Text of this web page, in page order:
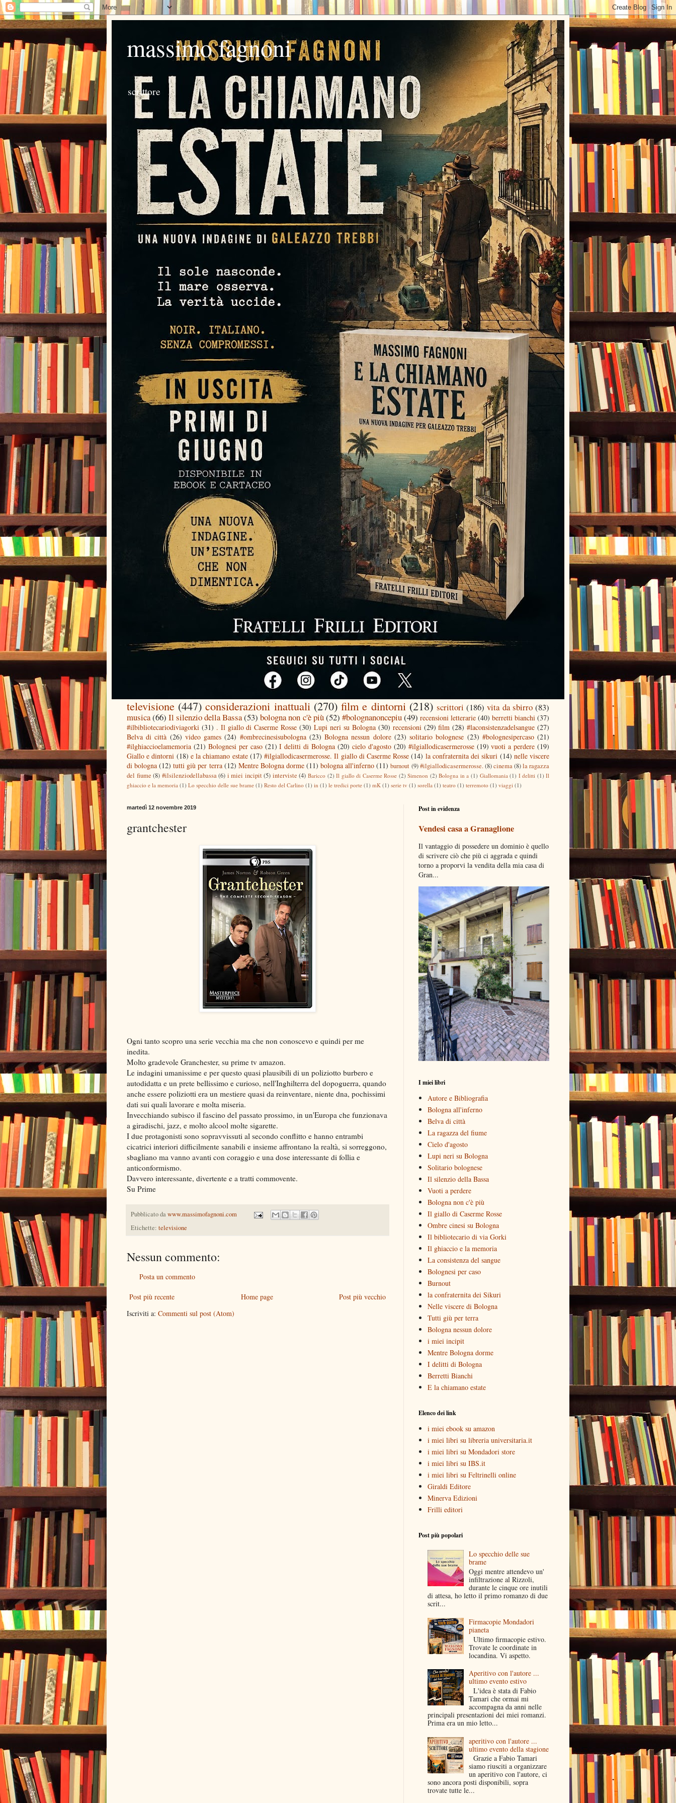
massimo fagnoni
scrittore
televisione (447) considerazioni inattuali (270) film e dintorni (218) scrittori (186) vita da sbirro (83)
musica(66) Il silenzio della Bassa(53) bologna non c'è più(52) #bolognanoncepiu(49) recensioni letterarie (40) berretti bianchi (37)
#ilbibliotecariodiviagorki (31) . Il giallo di Caserme Rosse (30) Lupi neri su Bologna (30) recensioni (29) film (28) #laconsistenzadelsangue (27)
Belva di città (26) video games (24) #ombrecinesisubologna (23) Bologna nessun dolore (23) solitario bolognese (23) #bolognesipercaso (21)
#ilghiaccioelamemoria (21) Bolognesi per caso (21) I delitti di Bologna (20) cielo d'agosto (20) #ilgiallodicasermerosse (19) vuoti a perdere (19)
Giallo e dintorni (18) e la chiamano estate (17) #ilgiallodicasermerosse. Il giallo di Caserme Rosse (14) la confraternita dei sikuri (14) nelle viscere
di bologna (12) tutti giù per terra (12) Mentre Bologna dorme (11) bologna all'inferno (11) burnout (9) #ilgiallodicasermerosse. (8)cinema(8)la ragazza
del fiume (8) #ilsilenziodellabassa (6) i miei incipit (5) interviste (4) Baricco (2) Il giallo di Caserme Rosse (2) Simenon (2) Bologna in a (1) Giallomania (1) I delitti (1) Il
ghiaccio e la memoria (1) Lo specchio delle sue brame (1) Resto del Carlino (1) in (1) le tredici porte (1) mK (1) serie tv (1) sorella (1) teatro (1) terremoto (1) viaggi (1)
martedì 12 novembre 2019
grantchester
Ogni tanto scopro una serie vecchia ma che non conoscevo e quindi per me
inedita.
Molto gradevole Granchester, su prime tv amazon.
Le indagini umanissime e per questo quasi plausibili di un poliziotto burbero e
autodidatta e un prete bellissimo e curioso, nell'Inghilterra del dopoguerra, quando
anche essere poliziotti era un mestiere quasi da reinventare, niente dna, pochissimi
dati sui quali lavorare e molta miseria.
Invecchiando subisco il fascino del passato prossimo, in un'Europa che funzionava
a giradischi, jazz, e molto alcool molte sigarette.
I due protagonisti sono sopravvissuti al secondo conflitto e hanno entrambi
cicatrici interiori difficilmente sanabili e insieme affrontano la realtà, si sorreggono,
sbagliano ma vanno avanti con coraggio e una dose interessante di follia e
anticonformismo.
Davvero interessante, divertente e a tratti commovente.
Su Prime
Pubblicato dawww.massimofagnoni.com
Etichette: televisione
Nessun commento:
Posta un commento
Post più recente Post più vecchio
Home page
Iscriviti a: Commenti sul post (Atom)
Post in evidenza
Vendesi casa a Granaglione
Il vantaggio di possedere un dominio è quello
di scrivere ciò che più ci aggrada e quindi
torno a proporvi la vendita della mia casa di
Gran...
I miei libri
Autore e Bibliografia
Bologna all'inferno
Belva di città
La ragazza del fiume
Cielo d'agosto
Lupi neri su Bologna
Solitario bolognese
Il silenzio della Bassa
Vuoti a perdere
Bologna non c'è più
Il giallo di Caserme Rosse
Ombre cinesi su Bologna
Il bibliotecario di via Gorki
Il ghiaccio e la memoria
La consistenza del sangue
Bolognesi per caso
Burnout
la confraternita dei Sikuri
Nelle viscere di Bologna
Tutti giù per terra
Bologna nessun dolore
i miei incipit
Mentre Bologna dorme
I delitti di Bologna
Berretti Bianchi
E la chiamano estate
Elenco dei link
i miei ebook su amazon
i miei libri su libreria universitaria.it
i miei libri su Mondadori store
i miei libri su IBS.it
i miei libri su Feltrinelli online
Giraldi Editore
Minerva Edizioni
Frilli editori
Post più popolari
Lo specchio delle sue
brame
Oggi mentre attendevo un'
infiltrazione al Rizzoli,
durante le cinque ore inutili
di attesa, ho letto il primo romanzo di due
scrit...
Firmacopie Mondadori
pianeta
Ultimo firmacopie estivo.
Trovate le coordinate in
locandina. Vi aspetto.
Aperitivo con l'autore ...
ultimo evento estivo
L'idea è stata di Fabio
Tamari che ormai mi
accompagna da anni nelle
principali presentazioni dei miei romanzi.
Prima era un mio letto...
aperitivo con l'autore ...
ultimo evento della stagione
Grazie a Fabio Tamari
siamo riusciti a organizzare
un aperitivo con l'autore, ci
sono ancora posti disponibili, sopra
trovate tutte le...